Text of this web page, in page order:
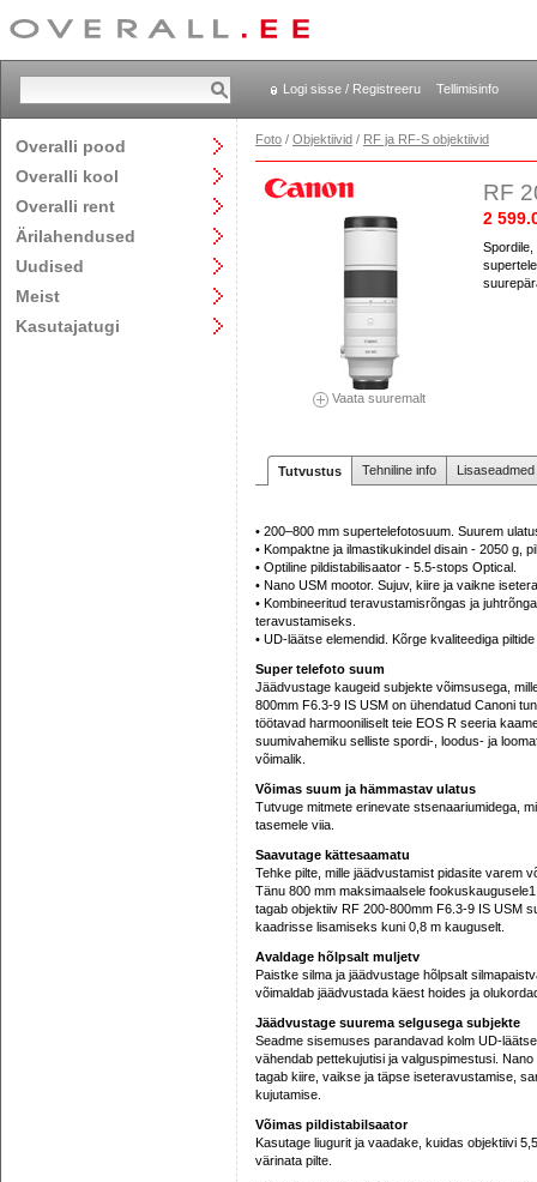
Logi sisse / Registreeru Tellimisinfo
Overalli pood
Overalli kool
Overalli rent
Ärilahendused
Uudised
Meist
Kasutajatugi
Foto / Objektiivid / RF ja RF-S objektiivid
Vaata suuremalt
RF
2
Spordile,
Tutvustus Tehniline info
• 200–800 mm supertelefotosuum. Suurem
• Kompaktne ja ilmastikukindel disain - 2050 g,
• Optiline pildistabilisaator - 5.5-stops Optical.
• Nano USM mootor. Sujuv, kiire ja vaikne
• Kombineeritud teravustamisrõngas ja
teravustamiseks.
• UD-läätse elemendid. Kõrge kvaliteediga
Super telefoto suum
Jäädvustage kaugeid subjekte võimsusega,
800mm F6.3-9 IS USM on ühendatud Canoni
töötavad harmooniliselt teie EOS R seeria
suumivahemiku selliste spordi-, loodus- ja
võimalik.
Võimas suum ja hämmastav ulatus
Tutvuge mitmete erinevate stsenaariumidega,
tasemele viia.
Saavutage kättesaamatu
Tehke pilte, mille jäädvustamist pidasite varem
Tänu 800 mm maksimaalsele
tagab objektiiv RF 200-800mm F6.3-9 IS USM
kaadrisse lisamiseks kuni 0,8 m kauguselt.
Avaldage hõlpsalt muljetv
Paistke silma ja jäädvustage hõlpsalt
võimaldab jäädvustada käest hoides ja
Jäädvustage suurema selgusega subjekte
Seadme sisemuses parandavad kolm UD-
vähendab pettekujutisi ja valguspimestusi.
tagab kiire, vaikse ja täpse iseteravustamise,
kujutamise.
Võimas pildistabilsaator
Kasutage liugurit ja vaadake, kuidas objektiivi
värinata pilte.